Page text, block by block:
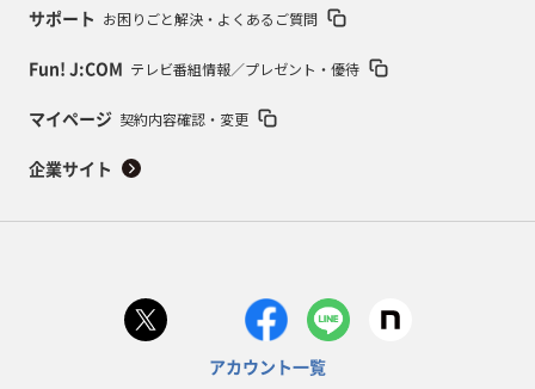
サポート お困りごと解決・よくあるご質問
Fun! J:COM テレビ番組情報／プレゼント・優待
マイページ 契約内容確認・変更
企業サイト
アカウント一覧